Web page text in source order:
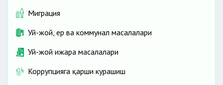
Миграция
Уй-жой, ер ва коммунал масалалари
Уй-жой ижара масалалари
Коррупцияга қарши курашиш